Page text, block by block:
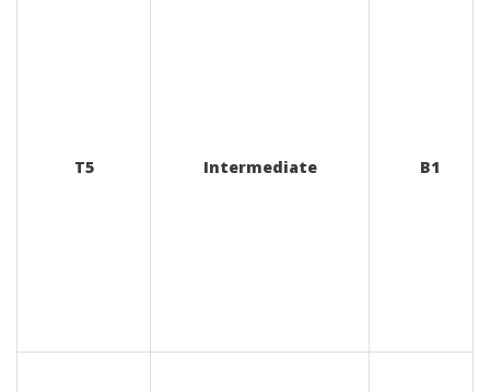
T5 Intermediate B1